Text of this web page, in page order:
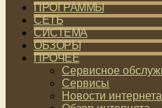
ПРОГРАММЫ
СЕТЬ
СИСТЕМА
ОБЗОРЫ
ПРОЧЕЕ
Сервисное
Сервисы
Новости интернета